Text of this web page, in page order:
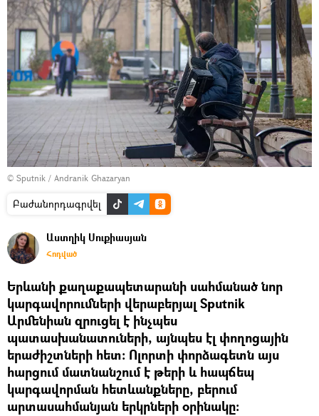
© Sputnik / Andranik Ghazaryan
Բաժանորդագրվել
Աստղիկ Սուքիասյան
Հոդված
Երևանի քաղաքապետարանի սահմանած նոր
կարգավորումների վերաբերյալ Sputnik
Արմենիան զրուցել է ինչպես
պատասխանատուների, այնպես էլ փողոցային
երաժիշտների հետ։ Ոլորտի փորձագետն այս
հարցում մատնանշում է թերի և հապճեպ
կարգավորման հետևանքները, բերում
արտասահմանյան երկրների օրինակը։